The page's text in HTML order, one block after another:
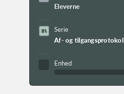
Eleverne
Serie
Af- og tilgangsprotokol
Enhed